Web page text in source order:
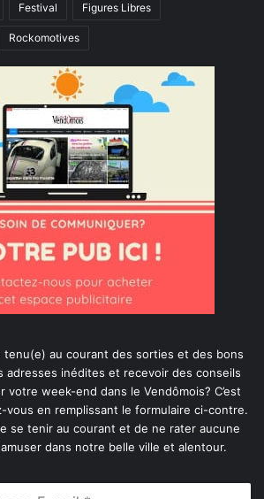
Festival Figures Libres
Rockomotives
tenu(e) au courant des sorties et des bons
adresses inédites et recevoir des conseils
week-end dans le Vendômois? C’est
vous en remplissant le formulaire ci-contre.
se tenir au courant et de ne rater aucune
dans notre belle ville et alentour.